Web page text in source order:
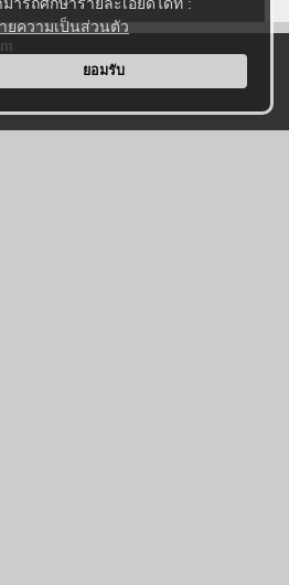
ารถศึกษารายละเอียดได้ที่ :
ยความเป็นส่วนตัว
ยอมรับ